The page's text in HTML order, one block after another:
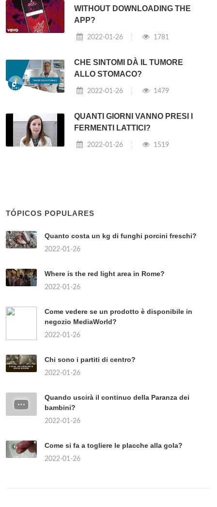
WITHOUT DOWNLOADING THE
APP?
2022-01-26 1781
CHE SINTOMI DÀ IL TUMORE
ALLO STOMACO?
2022-01-26 1479
QUANTI GIORNI VANNO PRESI I
FERMENTI LATTICI?
2022-01-26 1519
TÓPICOS POPULARES
Quanto costa un kg di funghi porcini freschi?
2022-01-26
Where is the red light area in Rome?
2022-01-26
Come vedere se un prodotto è disponibile in
negozio MediaWorld?
2022-01-26
Chi sono i partiti di centro?
2022-01-26
Quando uscirà il continuo della Paranza dei
bambini?
2022-01-26
Come si fa a togliere le placche alla gola?
2022-01-26